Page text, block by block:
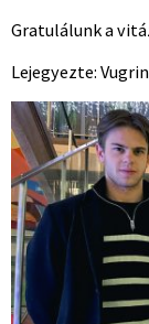
Gratulálunk a
Lejegyezte: